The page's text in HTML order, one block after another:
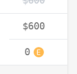
$600
0